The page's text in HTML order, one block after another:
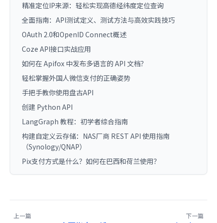
精准定位IP来源：轻松实现高德经纬度定位查询
全面指南：API测试定义、测试方法与高效实践技巧
OAuth 2.0和OpenID Connect概述
Coze API接口实战应用
如何在 Apifox 中发布多语言的 API 文档？
轻松掌握外国人微信支付的正确姿势
手把手教你使用盘古API
创建 Python API
LangGraph 教程：初学者综合指南
构建自定义云存储：NAS厂商 REST API 使用指南
（Synology/QNAP）
Pix支付方式是什么？如何在巴西和荷兰使用？
上一篇 下一篇